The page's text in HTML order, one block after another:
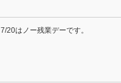
7/20はノー残業デーです。